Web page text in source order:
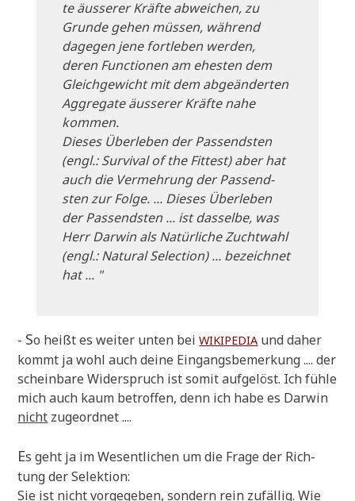
te äusse­rer Kräf­te abwei­chen, zu
Grun­de gehen müs­sen, wäh­rend
dage­gen jene fort­le­ben wer­den,
deren Func­tion­en am ehe­sten dem
Gleich­ge­wicht mit dem abge­än­der­ten
Aggre­ga­te äusse­rer Kräf­te nahe
kommen.
Die­ses Über­le­ben der Pas­send­sten
(engl.: Sur­vi­val of the Fit­test) aber hat
auch die Ver­meh­rung der Pas­send­
sten zur Fol­ge. ... Die­ses Über­le­ben
der Pas­send­sten ... ist das­sel­be, was
Herr Dar­win als Natür­li­che Zucht­wahl
(engl.: Natu­ral Sel­ec­tion) ... bezeich­net
hat ... "
- So heißt es wei­ter unten beiWIKIPEDIA und daher
kommt ja wohl auch dei­ne Ein­gangs­be­mer­kung .... der
schein­ba­re Wider­spruch ist somit auf­ge­löst. Ich füh­le
mich auch kaum betrof­fen, denn ich habe es Dar­win
nicht zugeordnet ....
Es geht ja im Wesent­li­chen um die Fra­ge der Rich­
tung der Selektion:
Sie ist nicht vor­ge­ge­ben, son­dern rein zufäl­lig. Wie